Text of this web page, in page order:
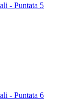
- Puntata 5
- Puntata 6